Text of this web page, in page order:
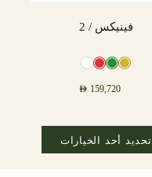
فينيكس / 2
AED 159,720
تحديد أحد الخيارات